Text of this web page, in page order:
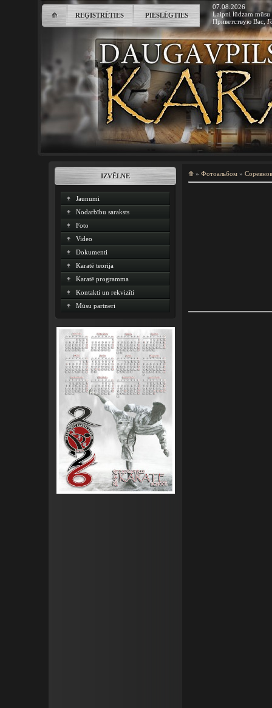
⟰ REĢISTRĒTIES PIESLĒGTIES
07.08.2026
Laipni lūdzam mūsu
Приветствую Вас ,
IZVĒLNE
Jaunumi
Nodarbību saraksts
Foto
Video
Dokumenti
Karatē teorija
Karatē programma
Kontakti un rekvizīti
Mūsu partneri
⟰ » Фотоальбом »